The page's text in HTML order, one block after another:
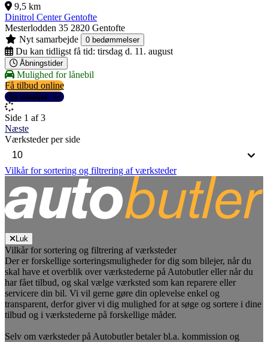
9,5 km
Dinitrol Center Gentofte
Mesterlodden 35 2820 Gentofte
Nyt samarbejde
0 bedømmelser
Du kan tidligst få tid: tirsdag d. 11. august
Åbningstider
Mulighed for lånebil
Få tilbud online
Se detaljer
Side 1 af 3
Næste
Værksteder per side
Vilkår for sortering og filtrering af værksteder
Luk
Vilkår for sortering og filtrering af værksteder
Der er forskellige sorteringsmuligheder for dig som bilejer, når du
skal have et overblik over værkstederne på Autobutler eller når du
har fået tilbud, og skal vælge værksted som kan reparere eller
servicere din bil. Vi vil gerne gøre din oplevelse enkel og
transparent, derfor giver vi dig mulighed for at søge og sortere i dine
tilbud og i værkstederne på forskellige måder.
Selv om værksteder på Autobutler betaler bl.a. kommission og